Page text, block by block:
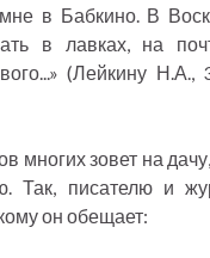
в Бабкино. В
в лавках, на
(Лейкину
многих зовет на
Так, писателю и
он обещает: